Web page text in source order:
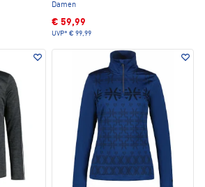
Damen
€ 59,99
UVP* € 99,99